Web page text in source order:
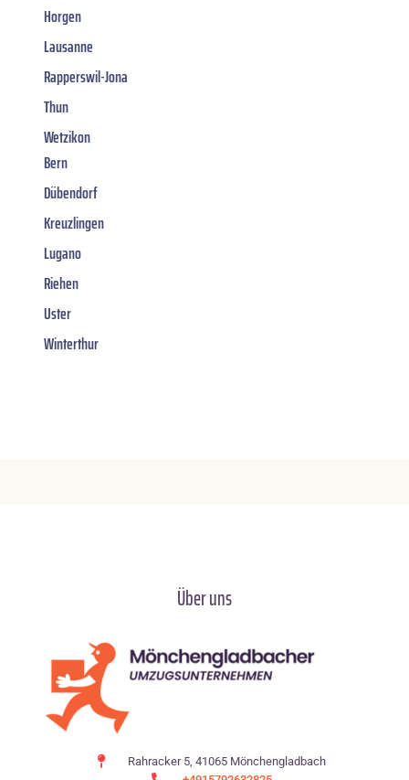
Horgen
Lausanne
Rapperswil-Jona
Thun
Wetzikon
Bern
Dübendorf
Kreuzlingen
Lugano
Riehen
Uster
Winterthur
Über uns
Rahracker 5, 41065 Mönchengladbach